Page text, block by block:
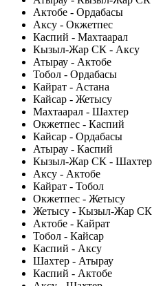
Актобе - Ордабасы
Аксу - Окжетпес
Каспий - Махтаарал
Кызыл-Жар СК - Аксу
Атырау - Актобе
Тобол - Ордабасы
Кайрат - Астана
Кайсар - Жетысу
Махтаарал - Шахтер
Окжетпес - Каспий
Кайсар - Ордабасы
Атырау - Каспий
Кызыл-Жар СК - Шахтер
Аксу - Актобе
Кайрат - Тобол
Окжетпес - Жетысу
Жетысу - Кызыл-Жар СК
Актобе - Кайрат
Тобол - Кайсар
Каспий - Аксу
Шахтер - Атырау
Каспий - Актобе